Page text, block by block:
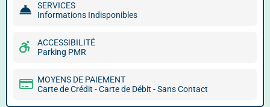
SERVICES
Informations Indisponibles
ACCESSIBILITÉ
Parking PMR
MOYENS DE PAIEMENT
Carte de Crédit - Carte de Débit - Sans Contact